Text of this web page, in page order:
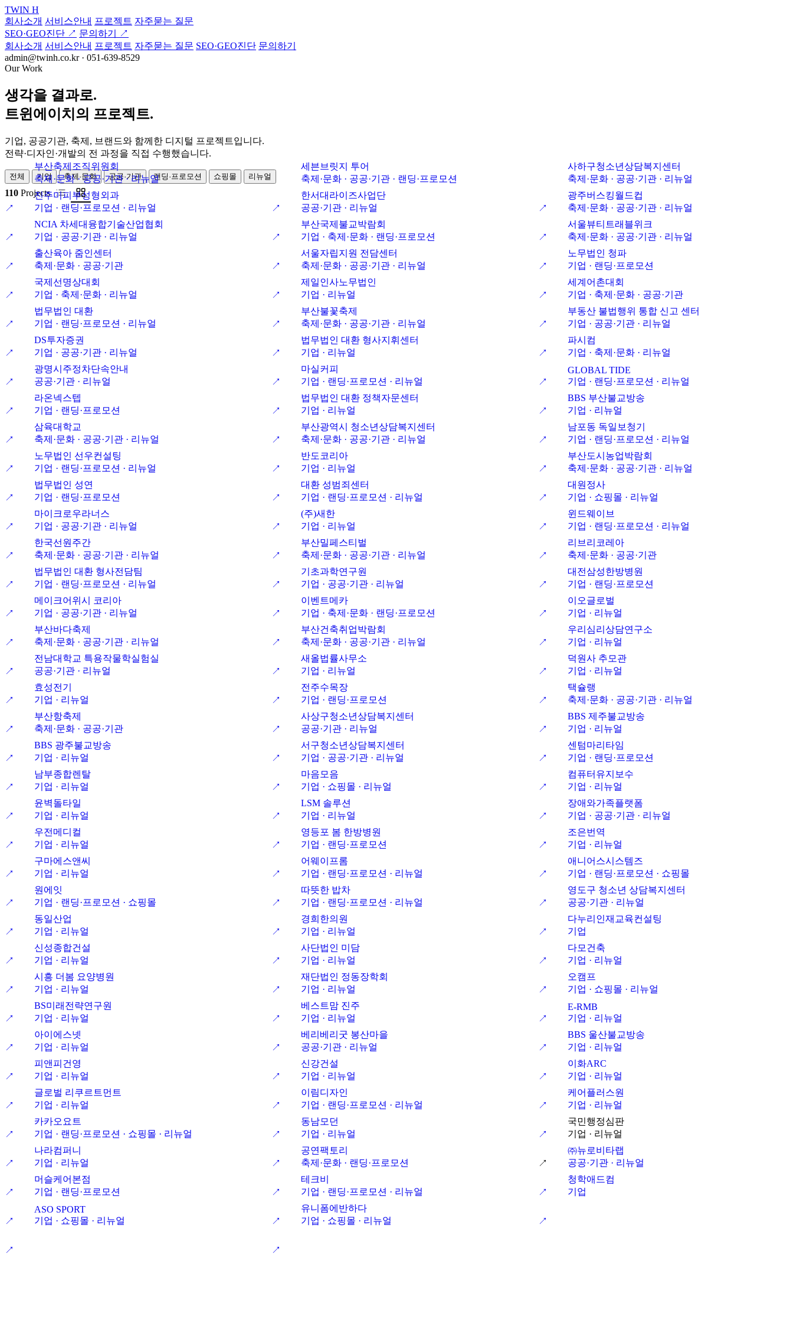
TWIN H
회사소개 서비스안내 프로젝트 자주묻는 질문
SEO·GEO진단 ↗ 문의하기
↗
회사소개 서비스안내 프로젝트 자주묻는 질문 SEO·GEO진단 문의하기
admin@twinh.co.kr · 051-639-8529
Our Work
생각을 결과로.
트윈에이치의 프로젝트.
기업, 공공기관, 축제, 브랜드와 함께한 디지털 프로젝트입니다.
전략·디자인·개발의 전 과정을 직접 수행했습니다.
전체 기업 축제·문화 공공·기관 랜딩·프로모션 쇼핑몰 리뉴얼
110 Projects
↗
부산축제조직위원회
축제·문화 · 공공·기관 · 리뉴얼
↗
세븐브릿지 투어
축제·문화 · 공공·기관 · 랜딩·프로모션
↗
사하구청소년상담복지센터
축제·문화 · 공공·기관 · 리뉴얼
↗
진주미피부성형외과
기업 · 랜딩·프로모션 · 리뉴얼
↗
한서대라이즈사업단
공공·기관 · 리뉴얼
↗
광주버스킹월드컵
축제·문화 · 공공·기관 · 리뉴얼
↗
NCIA 차세대융합기술산업협회
기업 · 공공·기관 · 리뉴얼
↗
부산국제불교박람회
기업 · 축제·문화 · 랜딩·프로모션
↗
서울뷰티트래블위크
축제·문화 · 공공·기관 · 리뉴얼
↗
출산육아 줌인센터
축제·문화 · 공공·기관
↗
서울자립지원 전담센터
축제·문화 · 공공·기관 · 리뉴얼
↗
노무법인 청파
기업 · 랜딩·프로모션
↗
국제선명상대회
기업 · 축제·문화 · 리뉴얼
↗
제일인사노무법인
기업 · 리뉴얼
↗
세계어촌대회
기업 · 축제·문화 · 공공·기관
↗
법무법인 대환
기업 · 랜딩·프로모션 · 리뉴얼
↗
부산불꽃축제
축제·문화 · 공공·기관 · 리뉴얼
↗
부동산 불법행위 통합 신고 센터
기업 · 공공·기관 · 리뉴얼
↗
DS투자증권
기업 · 공공·기관 · 리뉴얼
↗
법무법인 대환 형사지휘센터
기업 · 리뉴얼
↗
파시컴
기업 · 축제·문화 · 리뉴얼
↗
광명시주정차단속안내
공공·기관 · 리뉴얼
↗
마실커피
기업 · 랜딩·프로모션 · 리뉴얼
↗
GLOBAL TIDE
기업 · 랜딩·프로모션 · 리뉴얼
↗
라온넥스텝
기업 · 랜딩·프로모션
↗
법무법인 대환 정책자문센터
기업 · 리뉴얼
↗
BBS 부산불교방송
기업 · 리뉴얼
↗
삼육대학교
축제·문화 · 공공·기관 · 리뉴얼
↗
부산광역시 청소년상담복지센터
축제·문화 · 공공·기관 · 리뉴얼
↗
남포동 독일보청기
기업 · 랜딩·프로모션 · 리뉴얼
↗
노무법인 선우컨설팅
기업 · 랜딩·프로모션 · 리뉴얼
↗
반도코리아
기업 · 리뉴얼
↗
부산도시농업박람회
축제·문화 · 공공·기관 · 리뉴얼
↗
법무법인 성연
기업 · 랜딩·프로모션
↗
대환 성범죄센터
기업 · 랜딩·프로모션 · 리뉴얼
↗
대원정사
기업 · 쇼핑몰 · 리뉴얼
↗
마이크로우라너스
기업 · 공공·기관 · 리뉴얼
↗
(주)새한
기업 · 리뉴얼
↗
윈드웨이브
기업 · 랜딩·프로모션 · 리뉴얼
↗
한국선원주간
축제·문화 · 공공·기관 · 리뉴얼
↗
부산밀페스티벌
축제·문화 · 공공·기관 · 리뉴얼
↗
리브리코레아
축제·문화 · 공공·기관
↗
법무법인 대환 형사전담팀
기업 · 랜딩·프로모션 · 리뉴얼
↗
기초과학연구원
기업 · 공공·기관 · 리뉴얼
↗
대전삼성한방병원
기업 · 랜딩·프로모션
↗
메이크어위시 코리아
기업 · 공공·기관 · 리뉴얼
↗
이벤트메카
기업 · 축제·문화 · 랜딩·프로모션
↗
이오글로벌
기업 · 리뉴얼
↗
부산바다축제
축제·문화 · 공공·기관 · 리뉴얼
↗
부산건축취업박람회
축제·문화 · 공공·기관 · 리뉴얼
↗
우리심리상담연구소
기업 · 리뉴얼
↗
전남대학교 특용작물학실험실
공공·기관 · 리뉴얼
↗
새올법률사무소
기업 · 리뉴얼
↗
덕원사 추모관
기업 · 리뉴얼
↗
효성전기
기업 · 리뉴얼
↗
전주수목장
기업 · 랜딩·프로모션
↗
택슐랭
축제·문화 · 공공·기관 · 리뉴얼
↗
부산항축제
축제·문화 · 공공·기관
↗
사상구청소년상담복지센터
공공·기관 · 리뉴얼
↗
BBS 제주불교방송
기업 · 리뉴얼
↗
BBS 광주불교방송
기업 · 리뉴얼
↗
서구청소년상담복지센터
기업 · 공공·기관 · 리뉴얼
↗
센텀마리타임
기업 · 랜딩·프로모션
↗
남부종합렌탈
기업 · 리뉴얼
↗
마음모음
기업 · 쇼핑몰 · 리뉴얼
↗
컴퓨터유지보수
기업 · 리뉴얼
↗
윤벽돌타일
기업 · 리뉴얼
↗
LSM 솔루션
기업 · 리뉴얼
↗
장애와가족플랫폼
기업 · 공공·기관 · 리뉴얼
↗
우전메디컬
기업 · 리뉴얼
↗
영등포 봄 한방병원
기업 · 랜딩·프로모션
↗
조은번역
기업 · 리뉴얼
↗
구마에스앤씨
기업 · 리뉴얼
↗
어웨이프롬
기업 · 랜딩·프로모션 · 리뉴얼
↗
애니어스시스템즈
기업 · 랜딩·프로모션 · 쇼핑몰
↗
원에잇
기업 · 랜딩·프로모션 · 쇼핑몰
↗
따뜻한 밥차
기업 · 랜딩·프로모션 · 리뉴얼
↗
영도구 청소년 상담복지센터
공공·기관 · 리뉴얼
↗
동일산업
기업 · 리뉴얼
↗
경희한의원
기업 · 리뉴얼
↗
다누리인재교육컨설팅
기업
↗
신성종합건설
기업 · 리뉴얼
↗
사단법인 미담
기업 · 리뉴얼
↗
다모건축
기업 · 리뉴얼
↗
시흥 더봄 요양병원
기업 · 리뉴얼
↗
재단법인 정동장학회
기업 · 리뉴얼
↗
오캠프
기업 · 쇼핑몰 · 리뉴얼
↗
BS미래전략연구원
기업 · 리뉴얼
↗
베스트맘 진주
기업 · 리뉴얼
↗
E-RMB
기업 · 리뉴얼
↗
아이에스넷
기업 · 리뉴얼
↗
베리베리굿 봉산마을
공공·기관 · 리뉴얼
↗
BBS 울산불교방송
기업 · 리뉴얼
↗
피앤피건영
기업 · 리뉴얼
↗
신강건설
기업 · 리뉴얼
↗
이화ARC
기업 · 리뉴얼
↗
글로벌 리쿠르트먼트
기업 · 리뉴얼
↗
이림디자인
기업 · 랜딩·프로모션 · 리뉴얼
↗
케어플러스원
기업 · 리뉴얼
↗
카카오요트
기업 · 랜딩·프로모션 · 쇼핑몰 · 리뉴얼
↗
동남모던
기업 · 리뉴얼
↗
국민행정심판
기업 · 리뉴얼
↗
나라컴퍼니
기업 · 리뉴얼
↗
공연팩토리
축제·문화 · 랜딩·프로모션
↗
㈜뉴로비타랩
공공·기관 · 리뉴얼
↗
머슬케어본점
기업 · 랜딩·프로모션
↗
테크비
기업 · 랜딩·프로모션 · 리뉴얼
↗
청학애드컴
기업
↗
ASO SPORT
기업 · 쇼핑몰 · 리뉴얼
↗
유니폼에반하다
기업 · 쇼핑몰 · 리뉴얼